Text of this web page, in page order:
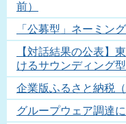
前）
「公募型」ネーミン
【対話結果の公表】
けるサウンディング
企業版ふるさと納税
グループウェア調達